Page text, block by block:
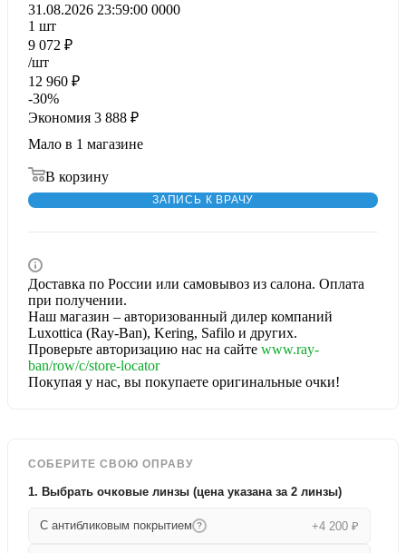
31.08.2026 23:59:00 0000
1 шт
9 072 ₽
/шт
12 960 ₽
-30%
Экономия 3 888 ₽
Мало в 1 магазине
В корзину
ЗАПИСЬ К ВРАЧУ
Доставка по России или самовывоз из салона. Оплата
при получении.
Наш магазин – авторизованный дилер компаний
Luxottica (Ray-Ban), Kering, Safilo и других.
Проверьте авторизацию нас на сайте www.ray-
ban/row/c/store-locator
Покупая у нас, вы покупаете оригинальные очки!
СОБЕРИТЕ СВОЮ ОПРАВУ
1. Выбрать очковые линзы (цена указана за 2 линзы)
С антибликовым покрытием ? +4 200 ₽